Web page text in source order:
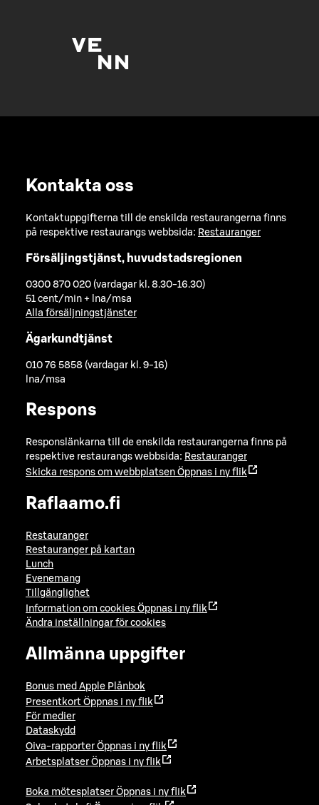
Kontakta oss
Kontaktuppgifterna till de enskilda restaurangerna finns
på respektive restaurangs webbsida: Restauranger
Försäljingstjänst, huvudstadsregionen
0300 870 020 (vardagar kl. 8.30-16.30)
51 cent/min + lna/msa
Alla försäljningstjänster
Ägarkundtjänst
010 76 5858 (vardagar kl. 9-16)
lna/msa
Respons
Responslänkarna till de enskilda restaurangerna finns på
respektive restaurangs webbsida: Restauranger
Skicka respons om webbplatsen Öppnas i ny flik
Raflaamo.fi
Restauranger
Restauranger på kartan
Lunch
Evenemang
Tillgänglighet
Information om cookies Öppnas i ny flik
Ändra inställningar för cookies
Allmänna uppgifter
Bonus med Apple Plånbok
Presentkort Öppnas i ny flik
För medier
Dataskydd
Oiva-rapporter Öppnas i ny flik
Arbetsplatser Öppnas i ny flik
Boka mötesplatser Öppnas i ny flik